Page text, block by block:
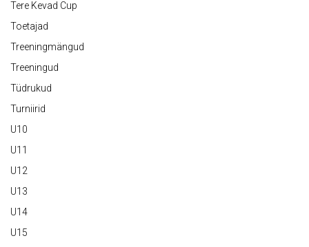
Tere Kevad Cup
Toetajad
Treeningmängud
Treeningud
Tüdrukud
Turniirid
U10
U11
U12
U13
U14
U15